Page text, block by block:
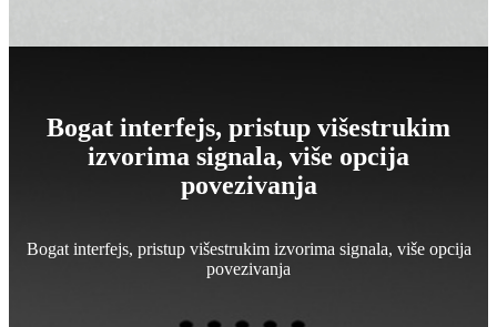
Bogat interfejs, pristup višestrukim
izvorima signala, više opcija
povezivanja
Bogat interfejs, pristup višestrukim izvorima signala, više opcija
povezivanja